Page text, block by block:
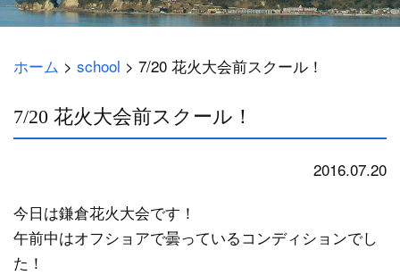
ホーム > school > 7/20 花火大会前スクール！
7/20 花火大会前スクール！
2016.07.20
今日は鎌倉花火大会です！
午前中はオフショアで曇っているコンディションでし
た！